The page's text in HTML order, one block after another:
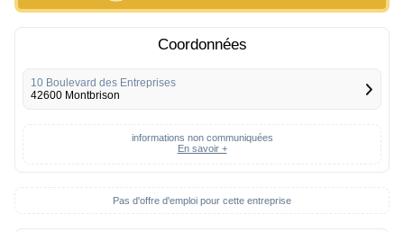
Pas d'offre d'emploi pour cette entreprise
Coordonnées
10 Boulevard des Entreprises
42600 Montbrison
informations non communiquées
En savoir +